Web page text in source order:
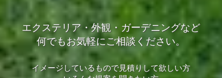
エクステリア・外観・ガーデニングなど
何でもお気軽にご相談ください。
イメージしているもので見積りして欲しい方